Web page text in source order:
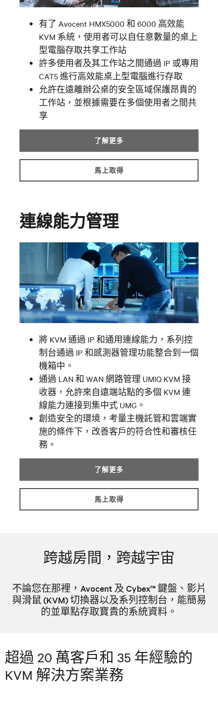
有了 Avocent HMX5000 和 6000 高效能
KVM 系統，使用者可以自任意數量的桌上
型電腦存取共享工作站
許多使用者及其工作站之間通過 IP 或專用
CAT5 進行高效能桌上型電腦進行存取
允許在遠離辦公桌的安全區域保護昂貴的
工作站，並根據需要在多個使用者之間共
享
了解更多
馬上取得
連線能力管理
將 KVM 通過 IP 和通用連線能力，系列控
制台通過 IP 和感測器管理功能整合到一個
機箱中。
通過 LAN 和 WAN 網路管理 UMIQ KVM 接
收器，允許來自遠端站點的多個 KVM 連
線能力連接到集中式 UMG。
創造安全的環境，考量主機託管和雲端實
施的條件下，改善客戶的符合性和審核任
務。
了解更多
馬上取得
跨越房間，跨越宇宙
不論您在那裡，Avocent 及 Cybex™ 鍵盤、影片
與滑鼠 (KVM) 切換器以及系列控制台，能簡易
的並單點存取寶貴的系統資料。
超過 20 萬客戶和 35 年經驗的
KVM 解決方案業務